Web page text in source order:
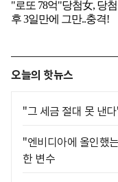
오늘의 핫뉴스
"그 세금 절대 못 낸
"엔비디아에 올인했
한 변수